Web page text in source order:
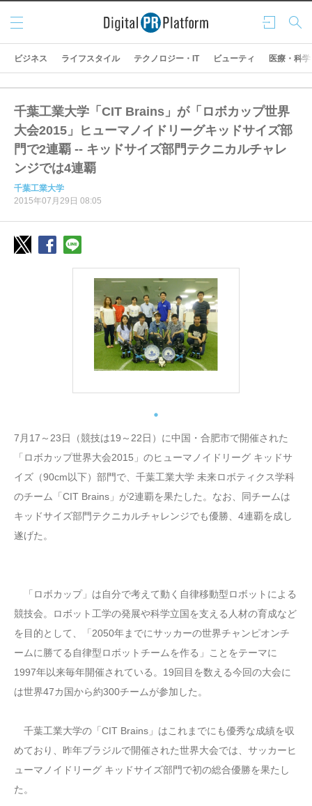
ログ
イン
検索
メニ
ュー
ビジネス ライフスタイル テクノロジー・IT ビューティ 医療・科学
千葉工業大学「CIT Brains」が「ロボカップ世界
大会2015」ヒューマノイドリーグキッドサイズ部
門で2連覇 -- キッドサイズ部門テクニカルチャレ
ンジでは4連覇
千葉工業大学
2015年07月29日 08:05
7月17～23日（競技は19～22日）に中国・合肥市で開催された
「ロボカップ世界大会2015」のヒューマノイドリーグ キッドサ
イズ（90cm以下）部門で、千葉工業大学 未来ロボティクス学科
のチーム「CIT Brains」が2連覇を果たした。なお、同チームは
キッドサイズ部門テクニカルチャレンジでも優勝、4連覇を成し
遂げた。
「ロボカップ」は自分で考えて動く自律移動型ロボットによる
競技会。ロボット工学の発展や科学立国を支える人材の育成など
を目的として、「2050年までにサッカーの世界チャンピオンチ
ームに勝てる自律型ロボットチームを作る」ことをテーマに
1997年以来毎年開催されている。19回目を数える今回の大会に
は世界47カ国から約300チームが参加した。
千葉工業大学の「CIT Brains」はこれまでにも優秀な成績を収
めており、昨年ブラジルで開催された世界大会では、サッカーヒ
ューマノイドリーグ キッドサイズ部門で初の総合優勝を果たし
た。